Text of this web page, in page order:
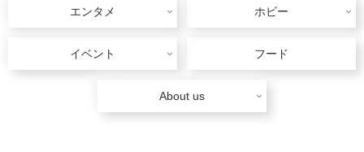
エンタメ ホビー
イベント フード
About us